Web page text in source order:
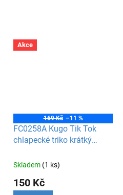
Akce
169 Kč –11 %
FC0258A Kugo Tik Tok
chlapecké triko krátký
Skladem (1 ks)
150 Kč